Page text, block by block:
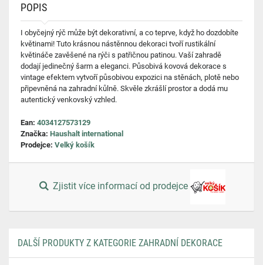
POPIS
I obyčejný rýč může být dekorativní, a co teprve, když ho dozdobíte
květinami! Tuto krásnou nástěnnou dekoraci tvoří rustikální
květináče zavěšené na rýči s patřičnou patinou. Vaší zahradě
dodají jedinečný šarm a eleganci. Působivá kovová dekorace s
vintage efektem vytvoří působivou expozici na stěnách, plotě nebo
připevněná na zahradní kůlně. Skvěle zkrášlí prostor a dodá mu
autentický venkovský vzhled.
Ean: 4034127573129
Značka: Haushalt international
Prodejce: Velký košík
Zjistit více informací od prodejce
DALŠÍ PRODUKTY Z KATEGORIE ZAHRADNÍ DEKORACE